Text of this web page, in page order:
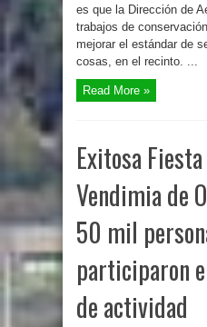
es que la Dirección de
trabajos de
mejorar el estándar de
cosas, en el recinto. ...
Read More »
Exitosa
Vendimia de
50 mil
participaron
de actividad